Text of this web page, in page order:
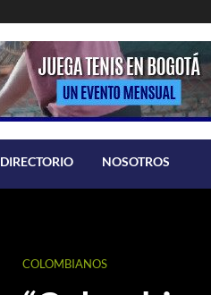
DIRECTORIO NOSOTROS
COLOMBIANOS